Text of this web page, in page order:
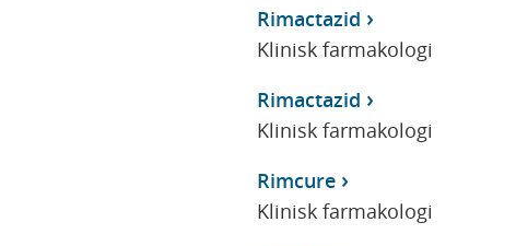
Rimactazid
Klinisk farmakologi
Rimactazid
Klinisk farmakologi
Rimcure
Klinisk farmakologi